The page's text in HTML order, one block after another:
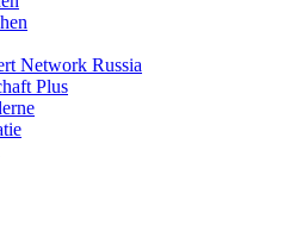
Network Russia
Plus